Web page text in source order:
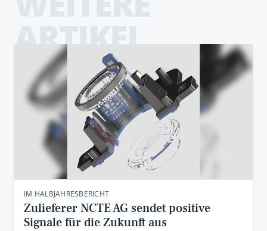
ARTIKEL
IM HALBJAHRESBERICHT
Zulieferer NCTE AG sendet positive
Signale für die Zukunft aus